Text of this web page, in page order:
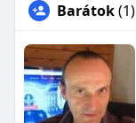
Barátok(1)